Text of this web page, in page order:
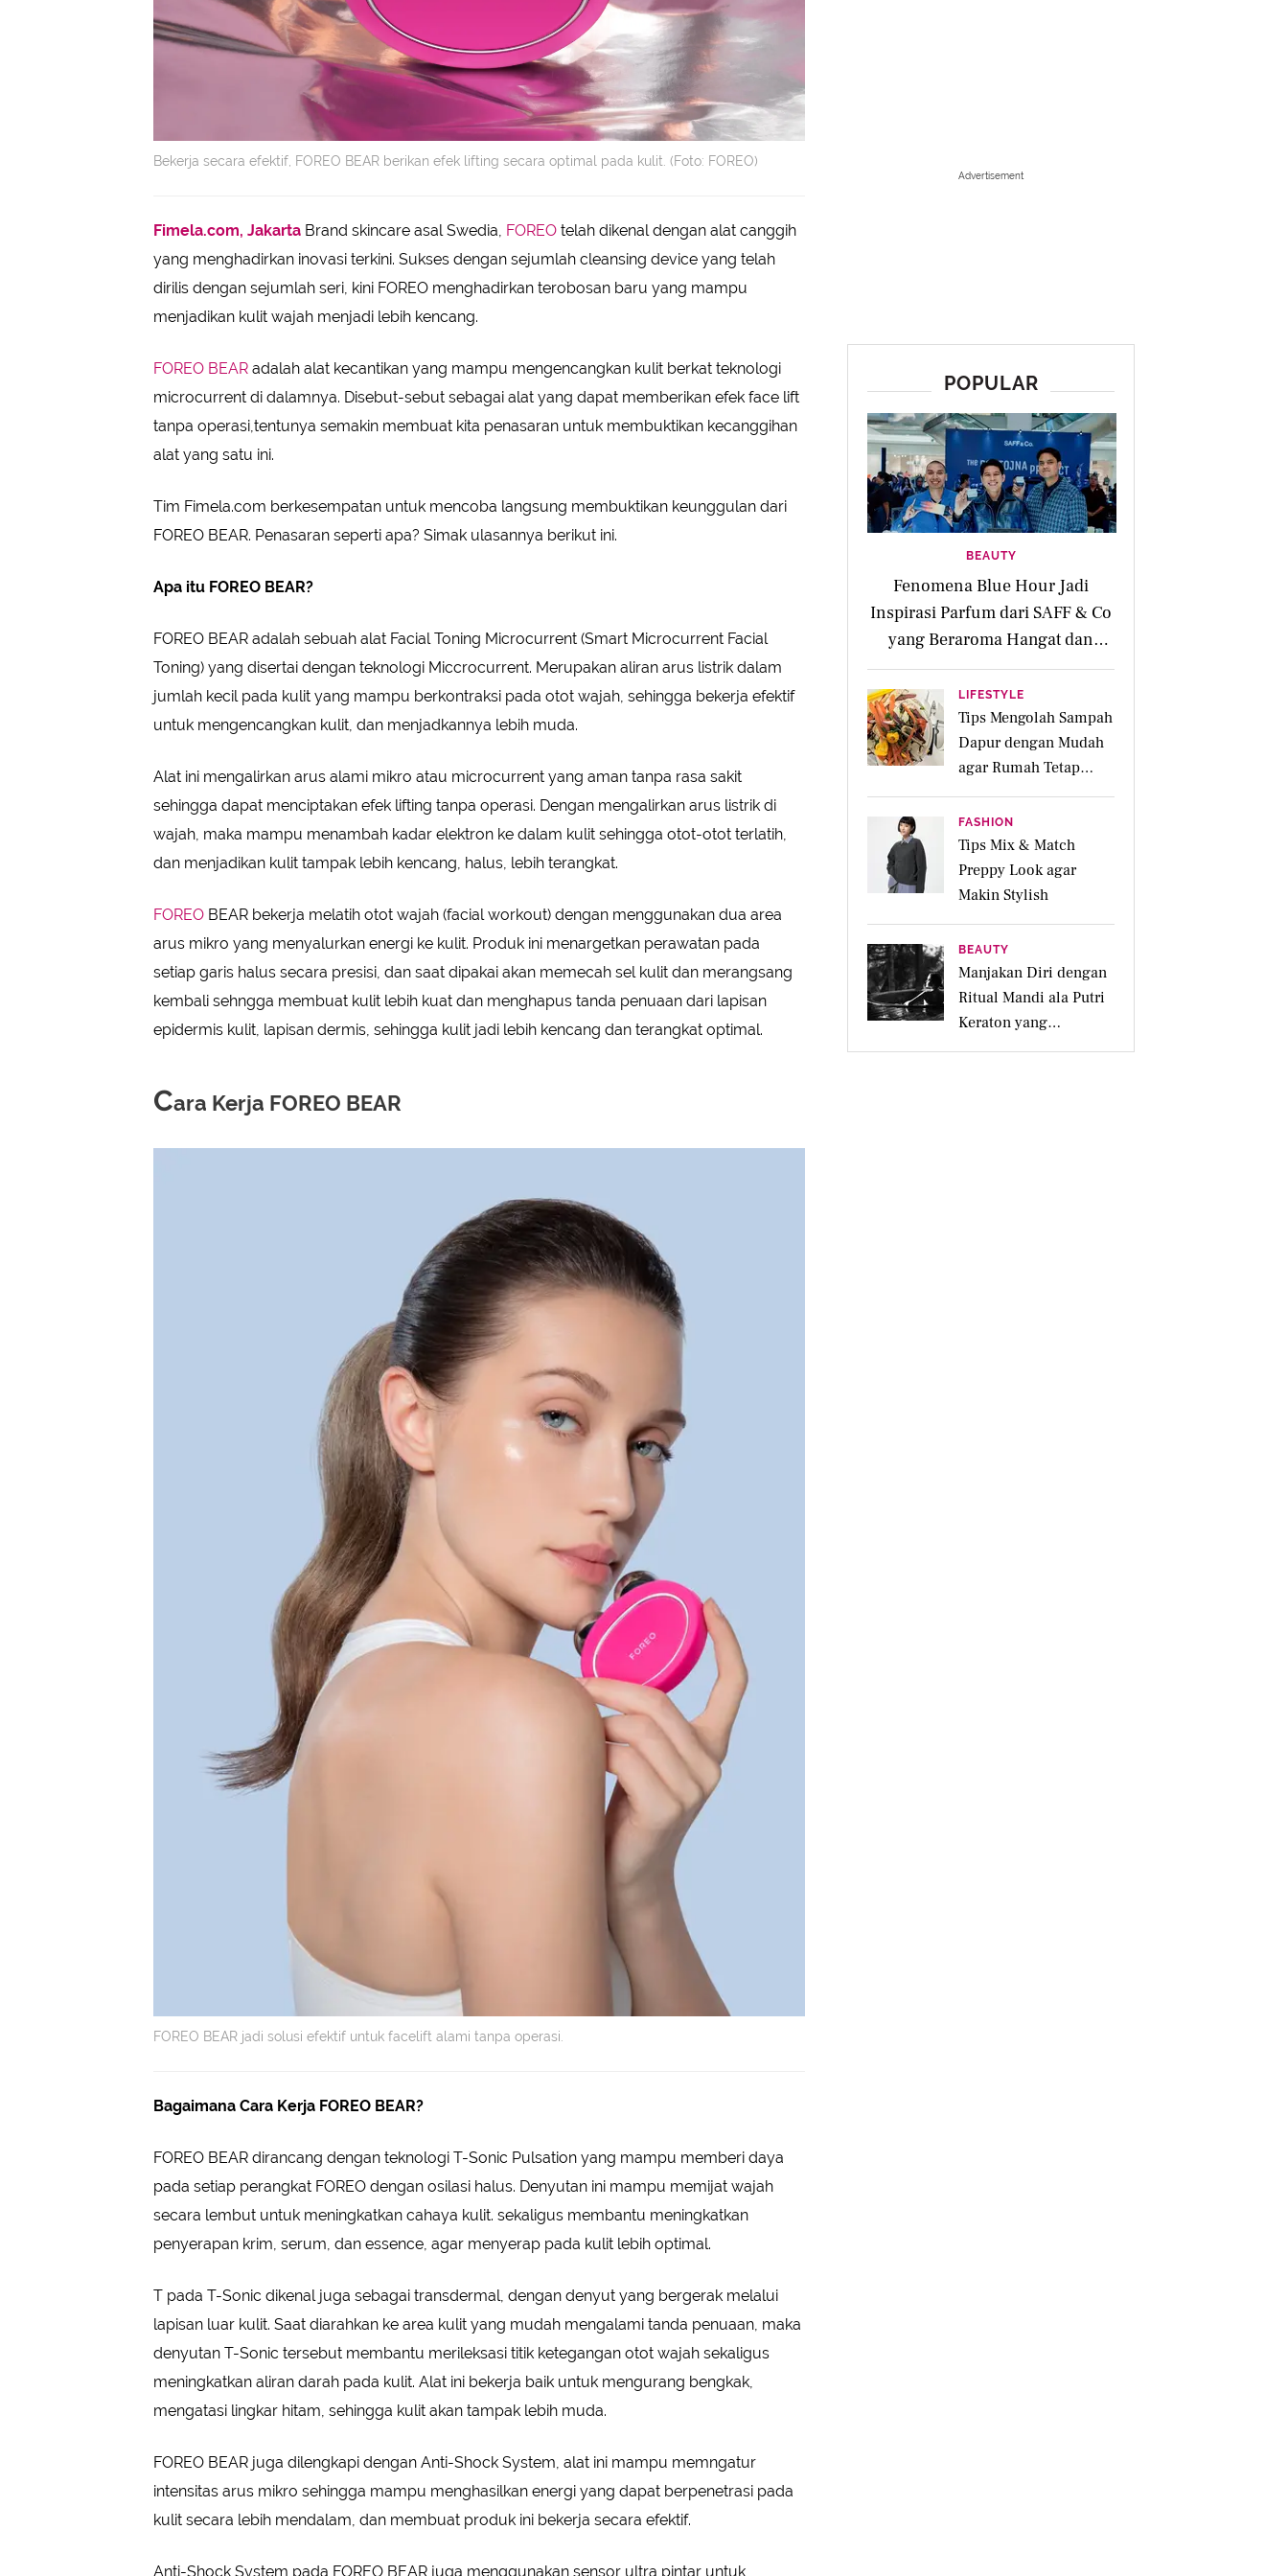
Bekerja secara efektif, FOREO BEAR berikan efek lifting secara optimal pada kulit. (Foto: FOREO)
Fimela.com, Jakarta Brand skincare asal Swedia, FOREO telah dikenal dengan alat canggih
yang menghadirkan inovasi terkini. Sukses dengan sejumlah cleansing device yang telah
dirilis dengan sejumlah seri, kini FOREO menghadirkan terobosan baru yang mampu
menjadikan kulit wajah menjadi lebih kencang.
FOREO BEAR adalah alat kecantikan yang mampu mengencangkan kulit berkat teknologi
microcurrent di dalamnya. Disebut-sebut sebagai alat yang dapat memberikan efek face lift
tanpa operasi,tentunya semakin membuat kita penasaran untuk membuktikan kecanggihan
alat yang satu ini.
Tim Fimela.com berkesempatan untuk mencoba langsung membuktikan keunggulan dari
FOREO BEAR. Penasaran seperti apa? Simak ulasannya berikut ini.
Apa itu FOREO BEAR?
FOREO BEAR adalah sebuah alat Facial Toning Microcurrent (Smart Microcurrent Facial
Toning) yang disertai dengan teknologi Miccrocurrent. Merupakan aliran arus listrik dalam
jumlah kecil pada kulit yang mampu berkontraksi pada otot wajah, sehingga bekerja efektif
untuk mengencangkan kulit, dan menjadkannya lebih muda.
Alat ini mengalirkan arus alami mikro atau microcurrent yang aman tanpa rasa sakit
sehingga dapat menciptakan efek lifting tanpa operasi. Dengan mengalirkan arus listrik di
wajah, maka mampu menambah kadar elektron ke dalam kulit sehingga otot-otot terlatih,
dan menjadikan kulit tampak lebih kencang, halus, lebih terangkat.
FOREO BEAR bekerja melatih otot wajah (facial workout) dengan menggunakan dua area
arus mikro yang menyalurkan energi ke kulit. Produk ini menargetkan perawatan pada
setiap garis halus secara presisi, dan saat dipakai akan memecah sel kulit dan merangsang
kembali sehngga membuat kulit lebih kuat dan menghapus tanda penuaan dari lapisan
epidermis kulit, lapisan dermis, sehingga kulit jadi lebih kencang dan terangkat optimal.
Cara Kerja FOREO BEAR
FOREO BEAR jadi solusi efektif untuk facelift alami tanpa operasi.
Bagaimana Cara Kerja FOREO BEAR?
FOREO BEAR dirancang dengan teknologi T-Sonic Pulsation yang mampu memberi daya
pada setiap perangkat FOREO dengan osilasi halus. Denyutan ini mampu memijat wajah
secara lembut untuk meningkatkan cahaya kulit. sekaligus membantu meningkatkan
penyerapan krim, serum, dan essence, agar menyerap pada kulit lebih optimal.
T pada T-Sonic dikenal juga sebagai transdermal, dengan denyut yang bergerak melalui
lapisan luar kulit. Saat diarahkan ke area kulit yang mudah mengalami tanda penuaan, maka
denyutan T-Sonic tersebut membantu merileksasi titik ketegangan otot wajah sekaligus
meningkatkan aliran darah pada kulit. Alat ini bekerja baik untuk mengurang bengkak,
mengatasi lingkar hitam, sehingga kulit akan tampak lebih muda.
FOREO BEAR juga dilengkapi dengan Anti-Shock System, alat ini mampu memngatur
intensitas arus mikro sehingga mampu menghasilkan energi yang dapat berpenetrasi pada
kulit secara lebih mendalam, dan membuat produk ini bekerja secara efektif.
Anti-Shock System pada FOREO BEAR juga menggunakan sensor ultra pintar untuk
Advertisement
POPULAR
BEAUTY
Fenomena Blue Hour Jadi
Inspirasi Parfum dari SAFF & Co
yang Beraroma Hangat dan
Memikat
LIFESTYLE
Tips Mengolah Sampah
Dapur dengan Mudah
agar Rumah Tetap
Bersih dan Ramah
Lingkungan
FASHION
Tips Mix & Match
Preppy Look agar
Makin Stylish
BEAUTY
Manjakan Diri dengan
Ritual Mandi ala Putri
Keraton yang
Menenangkan untuk